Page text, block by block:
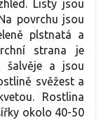
Listy jsou
povrchu jsou
plstnatá a
strana je
šalvěje a jsou
svěžest a
Rostlina
okolo 40-50